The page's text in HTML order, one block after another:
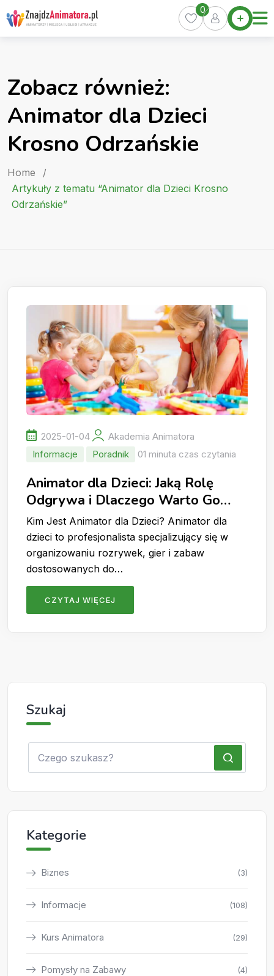
Skip
to
content
Home
Oferty
Kurs
Artykuły
0
Zobacz również:
Animator dla Dzieci
Krosno Odrzańskie
Home
/
Artykuły z tematu “Animator dla Dzieci Krosno
Odrzańskie”
2025-01-04
Akademia Animatora
Informacje
Poradnik 01 minuta czas czytania
Animator dla Dzieci: Jaką Rolę
Odgrywa i Dlaczego Warto Go
Wynająć?
Kim Jest Animator dla Dzieci? Animator dla
dzieci to profesjonalista specjalizujący się w
organizowaniu rozrywek, gier i zabaw
dostosowanych do…
CZYTAJ WIĘCEJ
Szukaj
Kategorie
Biznes (3)
Informacje (108)
Kurs Animatora (29)
Pomysły na Zabawy (4)